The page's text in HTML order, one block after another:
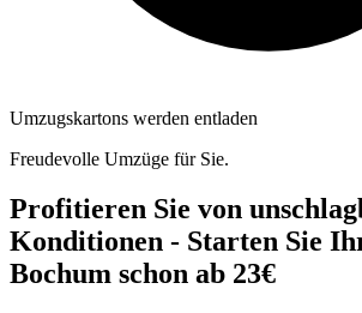
Umzugskartons werden entladen
Freudevolle Umzüge für Sie.
Profitieren Sie von
Konditionen - Starten Sie
Bochum schon ab 23€